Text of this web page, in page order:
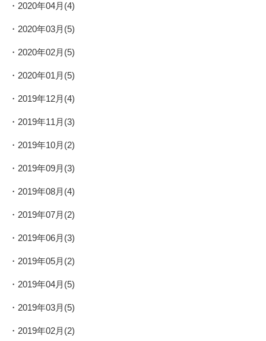
2020年04月(4)
2020年03月(5)
2020年02月(5)
2020年01月(5)
2019年12月(4)
2019年11月(3)
2019年10月(2)
2019年09月(3)
2019年08月(4)
2019年07月(2)
2019年06月(3)
2019年05月(2)
2019年04月(5)
2019年03月(5)
2019年02月(2)